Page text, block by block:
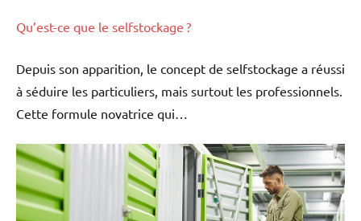
Qu’est-ce que le selfstockage ?
Depuis son apparition, le concept de selfstockage a réussi
à séduire les particuliers, mais surtout les professionnels.
Cette formule novatrice qui…